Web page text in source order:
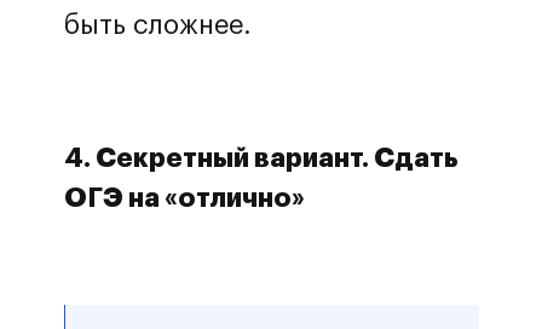
быть сложнее.
4. Секретный вариант. Сдать
ОГЭ на «отлично»